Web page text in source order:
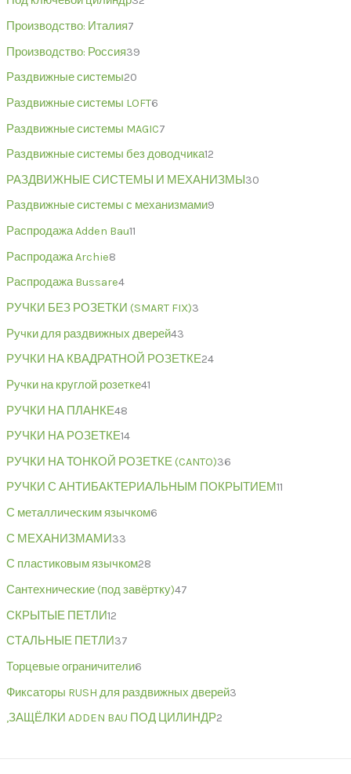
Производство: Италия7
Производство: Россия39
Раздвижные системы20
Раздвижные системы LOFT6
Раздвижные системы MAGIC7
Раздвижные системы без доводчика12
РАЗДВИЖНЫЕ СИСТЕМЫ И МЕХАНИЗМЫ 30
Раздвижные системы с механизмами9
Распродажа Adden Bau11
Распродажа Archie8
Распродажа Bussare4
РУЧКИ БЕЗ РОЗЕТКИ (SMART FIX)3
Ручки для раздвижных дверей43
РУЧКИ НА КВАДРАТНОЙ РОЗЕТКЕ24
Ручки на круглой розетке41
РУЧКИ НА ПЛАНКЕ48
РУЧКИ НА РОЗЕТКЕ14
РУЧКИ НА ТОНКОЙ РОЗЕТКЕ (CANTO)36
РУЧКИ С АНТИБАКТЕРИАЛЬНЫМ ПОКРЫТИЕМ11
С металлическим язычком6
С МЕХАНИЗМАМИ33
С пластиковым язычком28
Сантехнические (под завёртку)47
СКРЫТЫЕ ПЕТЛИ12
СТАЛЬНЫЕ ПЕТЛИ37
Торцевые ограничители6
Фиксаторы RUSH для раздвижных дверей3
,ЗАЩЁЛКИ ADDEN BAU ПОД ЦИЛИНДР2